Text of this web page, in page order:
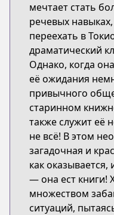
мечтает стать
речевых
переехать в
драматический
Однако, когда
её ожидания
привычного
старинном
также служит её
не всё! В этом
загадочная и
как
— она ест книги!
множеством
ситуаций,